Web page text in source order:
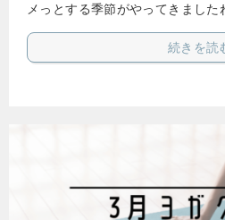
メっとする季節がやってきまし
続きを読